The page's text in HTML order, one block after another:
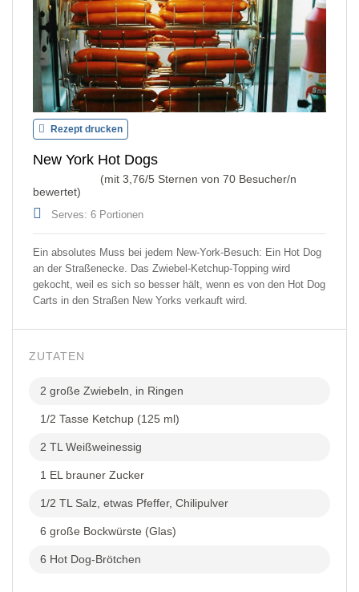
Rezept drucken
New York Hot Dogs
(mit 3,76/5 Sternen von 70 Besucher/n
bewertet)
Serves: 6 Portionen
Ein absolutes Muss bei jedem New-York-Besuch: Ein Hot Dog
an der Straßenecke. Das Zwiebel-Ketchup-Topping wird
gekocht, weil es sich so besser hält, wenn es von den Hot Dog
Carts in den Straßen New Yorks verkauft wird.
ZUTATEN
2 große Zwiebeln, in Ringen
1/2 Tasse Ketchup (125 ml)
2 TL Weißweinessig
1 EL brauner Zucker
1/2 TL Salz, etwas Pfeffer, Chilipulver
6 große Bockwürste (Glas)
6 Hot Dog-Brötchen